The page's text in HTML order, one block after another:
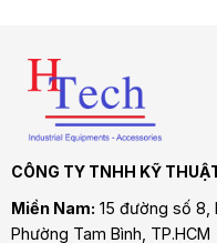
CÔNG TY TNHH KỸ
Miền Nam: 15 đường số 8,
Phường Tam Bình , TP.HCM